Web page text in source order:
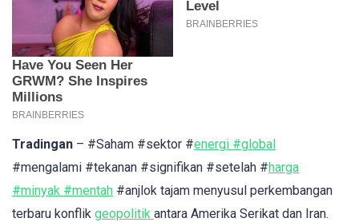
Tradingan – #Saham #sektor #energi #global
#mengalami #tekanan #signifikan #setelah #harga
#minyak #mentah #anjlok tajam menyusul perkembangan
terbaru konflik geopolitik antara Amerika Serikat dan Iran.